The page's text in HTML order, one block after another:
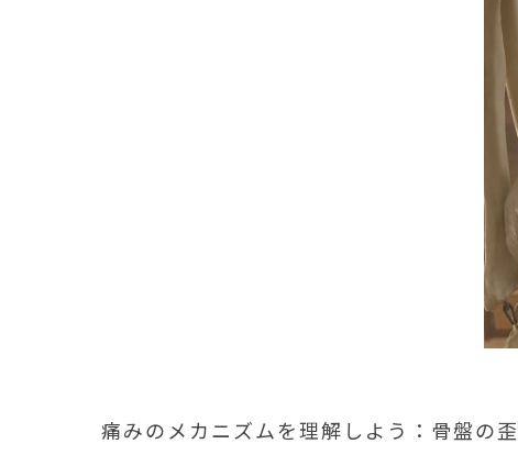
痛みのメカニズムを理解しよう：骨盤の